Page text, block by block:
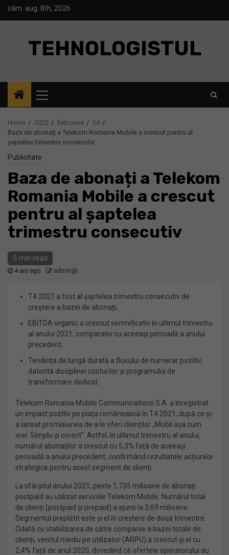
Skipsâm. aug. 8th, 2026
TEHNOLOGISTUL
Menu
Home 2022 februarie
24
Baza de abonați a Telekom Romania Mobile a crescut pentru al
șaptelea trimestru consecutiv
Publicitate
Baza de abonați a Telekom
Romania Mobile a crescut
pentru al șaptelea
trimestru consecutiv
5 min read
4 ani ago admin@
T4 2021 a fost al șaptelea trimestru consecutiv de
creștere a bazei de abonați;
EBITDA organic a crescut semnificativ în ultimul trimestru
al anului 2021, comparativ cu aceeași perioadă a anului
precedent;
Tendință de lungă durată a fluxului de numerar pozitiv,
datorită disciplinei costurilor și programului de
transformare dedicat.
Telekom Romania Mobile Communications S.A. a înregistrat
un impact pozitiv pe piața românească în T4 2021, după ce și-
a lansat promisiunea de a le oferi clienților „Mobil așa cum
vrei. Simplu și corect”. Astfel, în ultimul trimestru al anului,
numărul abonaților a crescut cu 5,3% față de aceeași
perioadă a anului precedent, confirmând rezultatele acțiunilor
strategice pentru acest segment de clienți.
La sfârșitul anului 2021, peste 1,735 milioane de abonați
postpaid au utilizat serviciile Telekom Mobile. Numărul total
de clienți (postpaid și prepaid) a ajuns la 3,69 milioane.
Segmentul preplătit este și el în creștere de două trimestre.
Odată cu stabilizarea de către companie a bazei totale de
clienți, venitul mediu pe utilizator (ARPU) a crescut și el cu
2,4% față de anul 2020, dovedind că ofertele operatorului au